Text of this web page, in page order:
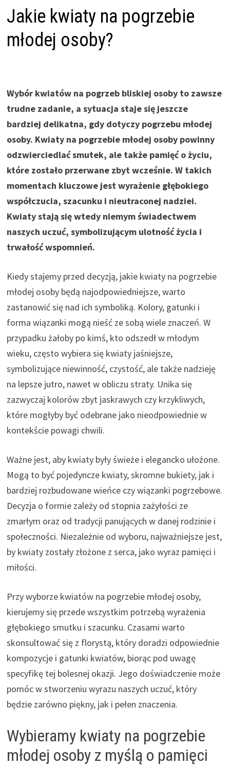
Jakie kwiaty na pogrzebie
młodej osoby?
Wybór kwiatów na pogrzeb bliskiej osoby to zawsze
trudne zadanie, a sytuacja staje się jeszcze
bardziej delikatna, gdy dotyczy pogrzebu młodej
osoby. Kwiaty na pogrzebie młodej osoby powinny
odzwierciedlać smutek, ale także pamięć o życiu,
które zostało przerwane zbyt wcześnie. W takich
momentach kluczowe jest wyrażenie głębokiego
współczucia, szacunku i nieutraconej nadziei.
Kwiaty stają się wtedy niemym świadectwem
naszych uczuć, symbolizującym ulotność życia i
trwałość wspomnień.
Kiedy stajemy przed decyzją, jakie kwiaty na pogrzebie
młodej osoby będą najodpowiedniejsze, warto
zastanowić się nad ich symboliką. Kolory, gatunki i
forma wiązanki mogą nieść ze sobą wiele znaczeń. W
przypadku żałoby po kimś, kto odszedł w młodym
wieku, często wybiera się kwiaty jaśniejsze,
symbolizujące niewinność, czystość, ale także nadzieję
na lepsze jutro, nawet w obliczu straty. Unika się
zazwyczaj kolorów zbyt jaskrawych czy krzykliwych,
które mogłyby być odebrane jako nieodpowiednie w
kontekście powagi chwili.
Ważne jest, aby kwiaty były świeże i elegancko ułożone.
Mogą to być pojedyncze kwiaty, skromne bukiety, jak i
bardziej rozbudowane wieńce czy wiązanki pogrzebowe.
Decyzja o formie zależy od stopnia zażyłości ze
zmarłym oraz od tradycji panujących w danej rodzinie i
społeczności. Niezależnie od wyboru, najważniejsze jest,
by kwiaty zostały złożone z serca, jako wyraz pamięci i
miłości.
Przy wyborze kwiatów na pogrzebie młodej osoby,
kierujemy się przede wszystkim potrzebą wyrażenia
głębokiego smutku i szacunku. Czasami warto
skonsultować się z florystą, który doradzi odpowiednie
kompozycje i gatunki kwiatów, biorąc pod uwagę
specyfikę tej bolesnej okazji. Jego doświadczenie może
pomóc w stworzeniu wyrazu naszych uczuć, który
będzie zarówno piękny, jak i pełen znaczenia.
Wybieramy kwiaty na pogrzebie
młodej osoby z myślą o pamięci